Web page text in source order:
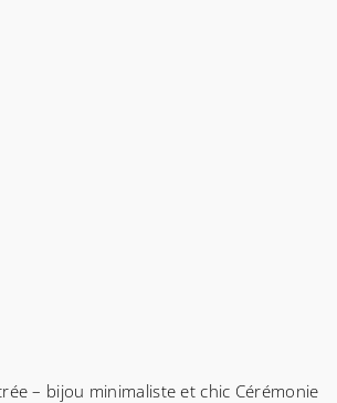
– bijou minimaliste et chic Cérémonie